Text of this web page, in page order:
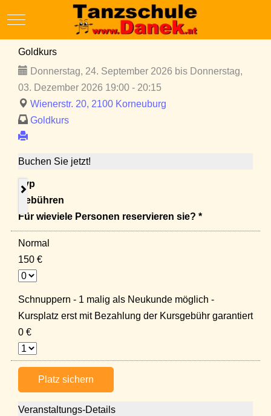
Mobile Menu Toggle
Goldkurs
Donnerstag, 24. September 2026 bis Donnerstag,
03. Dezember 2026 19:00 - 20:15
Wienerstr. 20, 2100 Korneuburg
Goldkurs
Buchen Sie jetzt!
Typ
Gebühren
Für wieviele Personen reservieren sie? *
Normal
150 €
Schnuppern - 1 malig als Neukunde möglich -
Kursplatz erst mit Bezahlung der Kursgebühr garantiert
0 €
Platz sichern
Veranstaltungs-Details